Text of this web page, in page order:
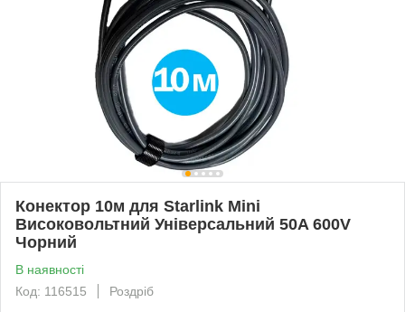
Конектор 10м для Starlink Mini
Високовольтний Універсальний 50A 600V
Чорний
В наявності
Код: 116515
Роздріб